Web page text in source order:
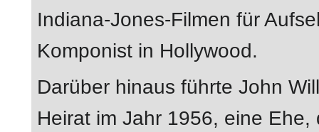
Indiana-Jones-Filmen für
Komponist in Hollywood.
Darüber hinaus führte John
Heirat im Jahr 1956, eine